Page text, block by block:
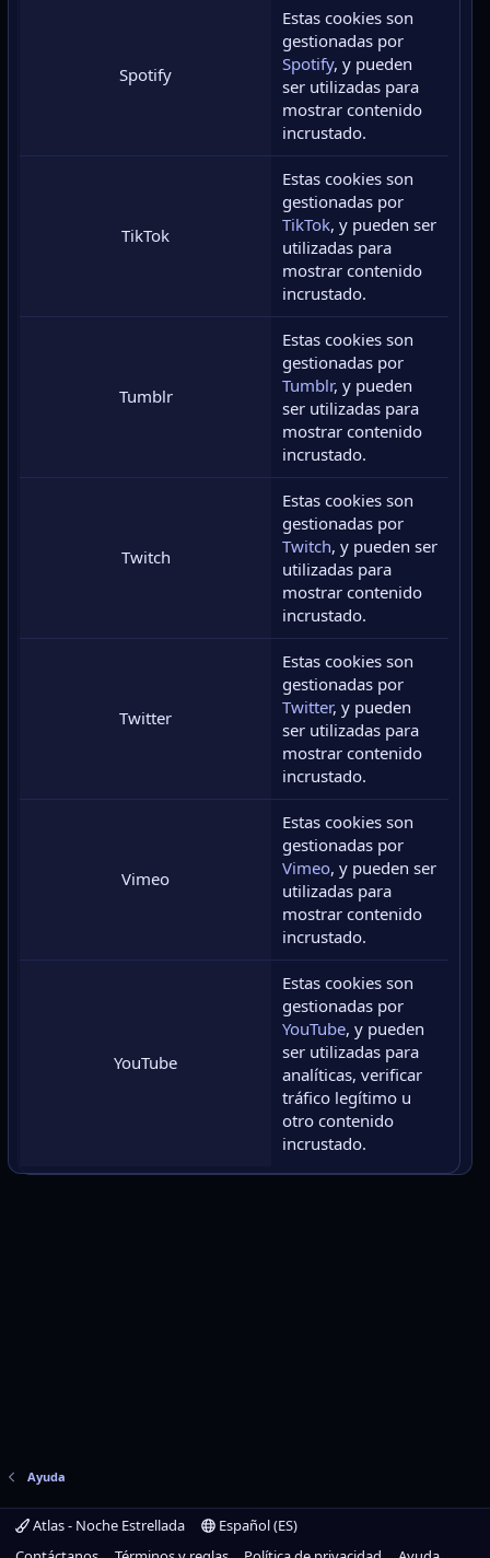
Spotify
Estas cookies son
gestionadas por
Spotify, y pueden
ser utilizadas para
mostrar contenido
incrustado.
TikTok
Estas cookies son
gestionadas por
TikTok, y pueden ser
utilizadas para
mostrar contenido
incrustado.
Tumblr
Estas cookies son
gestionadas por
Tumblr, y pueden
ser utilizadas para
mostrar contenido
incrustado.
Twitch
Estas cookies son
gestionadas por
Twitch, y pueden ser
utilizadas para
mostrar contenido
incrustado.
Twitter
Estas cookies son
gestionadas por
Twitter, y pueden
ser utilizadas para
mostrar contenido
incrustado.
Vimeo
Estas cookies son
gestionadas por
Vimeo, y pueden ser
utilizadas para
mostrar contenido
incrustado.
YouTube
Estas cookies son
gestionadas por
YouTube, y pueden
ser utilizadas para
analíticas, verificar
tráfico legítimo u
otro contenido
incrustado.
Ayuda
Atlas - Noche Estrellada
Español (ES)